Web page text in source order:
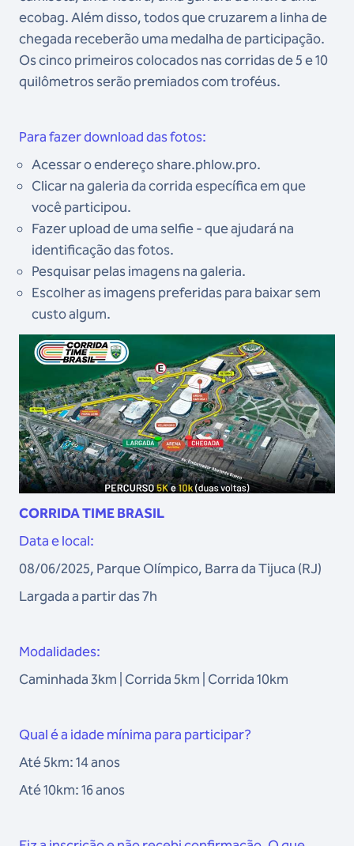
ecobag. Além disso, todos que cruzarem a linha de
chegada receberão uma medalha de participação.
Os cinco primeiros colocados nas corridas de 5 e 10
quilômetros serão premiados com troféus.
Para fazer download das fotos:
Acessar o endereço share.phlow.pro.
Clicar na galeria da corrida específica em que
você participou.
Fazer upload de uma selfie - que ajudará na
identificação das fotos.
Pesquisar pelas imagens na galeria.
Escolher as imagens preferidas para baixar sem
custo algum.
CORRIDA TIME BRASIL
Data e local:
08/06/2025, Parque Olímpico, Barra da Tijuca (RJ)
Largada a partir das 7h
Modalidades:
Caminhada 3km | Corrida 5km | Corrida 10km
Qual é a idade mínima para participar?
Até 5km: 14 anos
Até 10km: 16 anos